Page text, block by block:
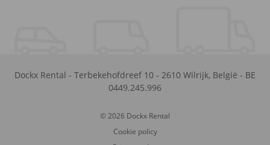
Dockx Rental - Terbekehofdreef 10 - 2610 Wilrijk, België - BE
0449.245.996
© 2026 Dockx Rental
Cookie policy